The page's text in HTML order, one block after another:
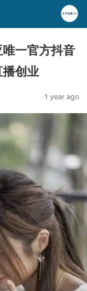
一官方抖音
创业
1 year ago